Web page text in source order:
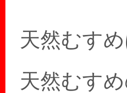
天然むす
天然むす